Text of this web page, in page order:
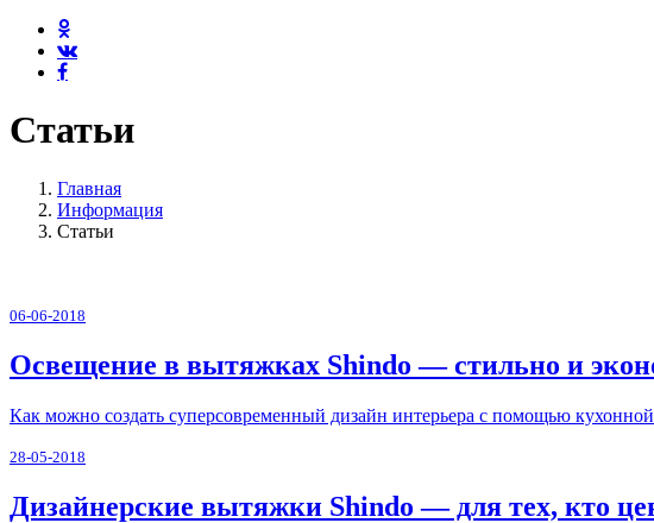
Статьи
Главная
Информация
Статьи
06-06-2018
Освещение в вытяжках Shindo — стильно и
Как можно создать суперсовременный дизайн интерьера с помощью
28-05-2018
Дизайнерские вытяжки Shindo — для тех, кто